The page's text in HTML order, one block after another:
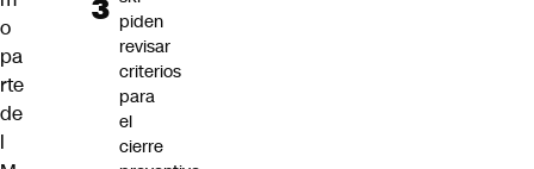
o
pa
rte
de
l
piden
revisar
criterios
para
el
cierre